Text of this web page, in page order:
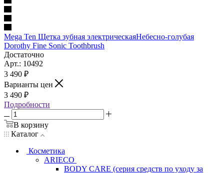
Mega Ten Щетка зубная электрическаяНебесно-голубая
Dorothy Fine Sonic Toothbrush
Достаточно
Арт.: 10492
3 490 ₽
Варианты цен
3 490 ₽
Подробности
В корзину
Каталог
Косметика
ARIECO
BODY CARE (серия средств по уходу за